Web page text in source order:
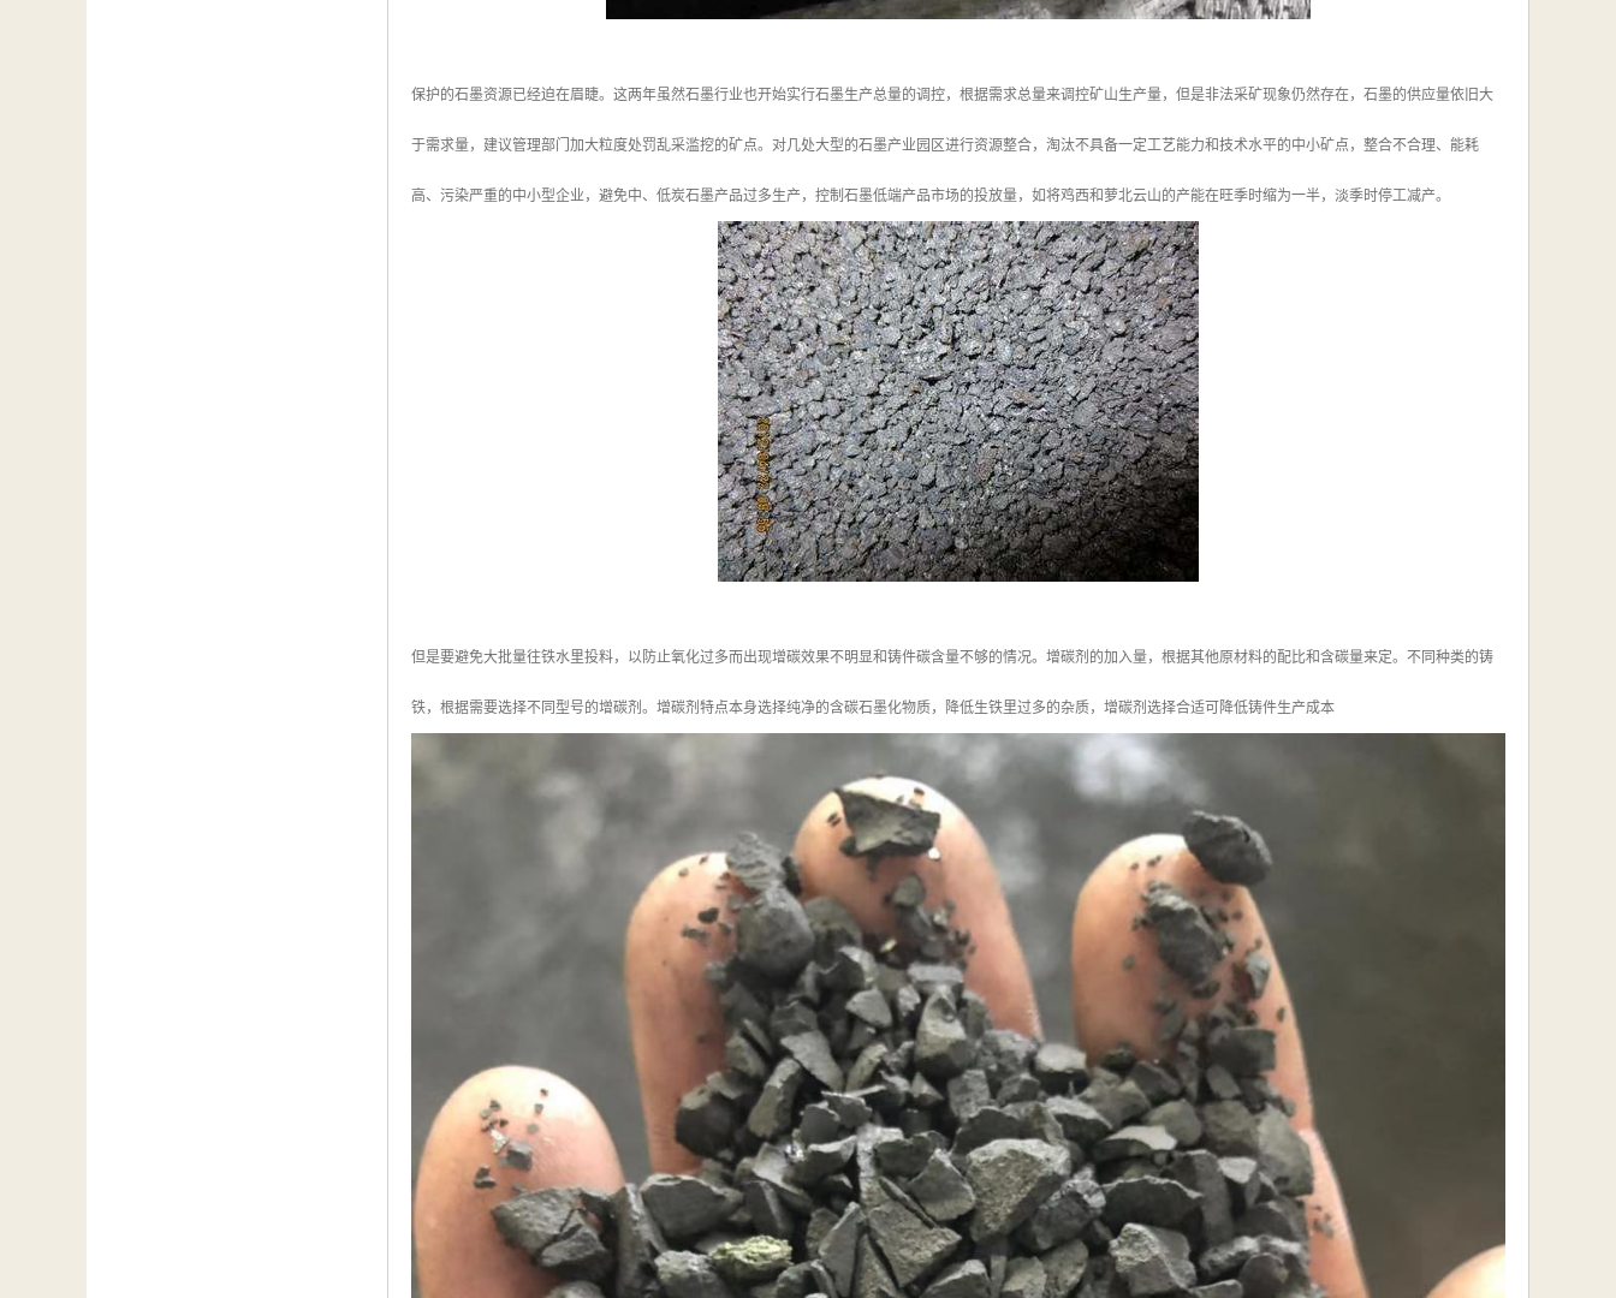
保护的石墨资源已经迫在眉睫。这两年虽然石墨行业也开始实行石墨生产总量的调控，根据需求总量来调控矿山生产量，但是非法采矿现象仍然存在，石墨的供应量依旧大
于需求量，建议管理部门加大粒度处罚乱采滥挖的矿点。对几处大型的石墨产业园区进行资源整合，淘汰不具备一定工艺能力和技术水平的中小矿点，整合不合理、能耗
高、污染严重的中小型企业，避免中、低炭石墨产品过多生产，控制石墨低端产品市场的投放量，如将鸡西和萝北云山的产能在旺季时缩为一半，淡季时停工减产。
但是要避免大批量往铁水里投料，以防止氧化过多而出现增碳效果不明显和铸件碳含量不够的情况。增碳剂的加入量，根据其他原材料的配比和含碳量来定。不同种类的铸
铁，根据需要选择不同型号的增碳剂。增碳剂特点本身选择纯净的含碳石墨化物质，降低生铁里过多的杂质，增碳剂选择合适可降低铸件生产成本